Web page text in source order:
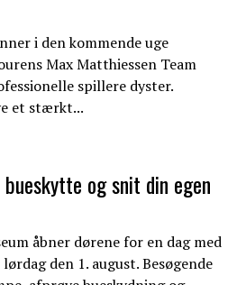
i den kommende uge
Max Matthiessen Team
spillere dyster.
et stærkt...
og snit din egen
åbner dørene for en dag med
den 1. august. Besøgende